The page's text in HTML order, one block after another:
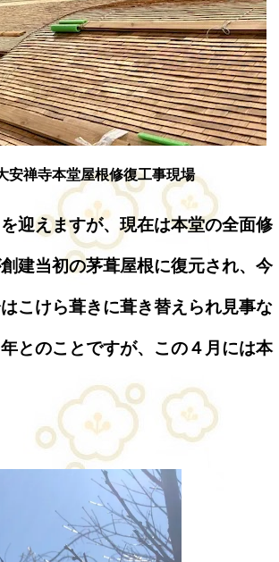
禅寺本堂屋根修復工事現場
迎えますが、現在は本堂の全面修
建当初の茅葺屋根に復元され、今
こけら葺きに葺き替えられ見事な
とのことですが、この４月には本